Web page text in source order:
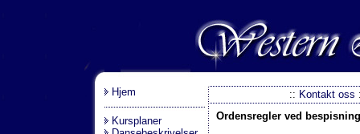
Hjem
Kursplaner
:: Kontakt oss
Ordensregler ved